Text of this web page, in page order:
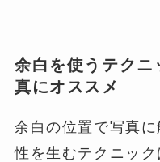
余白を使うテクニ
真にオススメ
余白の位置で写真
性を生むテクニック